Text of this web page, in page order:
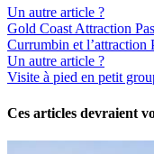
Un autre article ?
Gold Coast Attraction
Currumbin et l’attraction
Un autre article ?
Visite à pied en petit
Ces articles devraient